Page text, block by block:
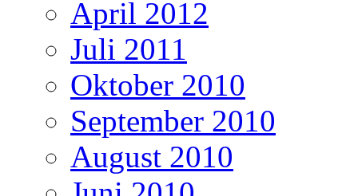
April 2012
Juli 2011
Oktober 2010
September 2010
August 2010